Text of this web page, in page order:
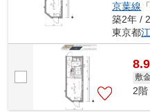
京葉線 「
築2年 /
東京都
8.9
敷
2